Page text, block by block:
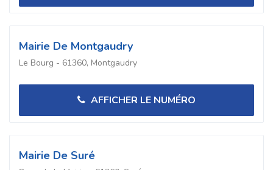
Mairie De Montgaudry
Le Bourg - 61360, Montgaudry
AFFICHER LE NUMÉRO
Mairie De Suré